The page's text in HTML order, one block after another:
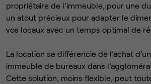
propriétaire de l’immeuble, pour une
un atout précieux pour adapter le
vos locaux avec un temps optimal de
La location se différencie de l’achat
immeuble de bureaux dans
Cette solution, moins flexible, peut